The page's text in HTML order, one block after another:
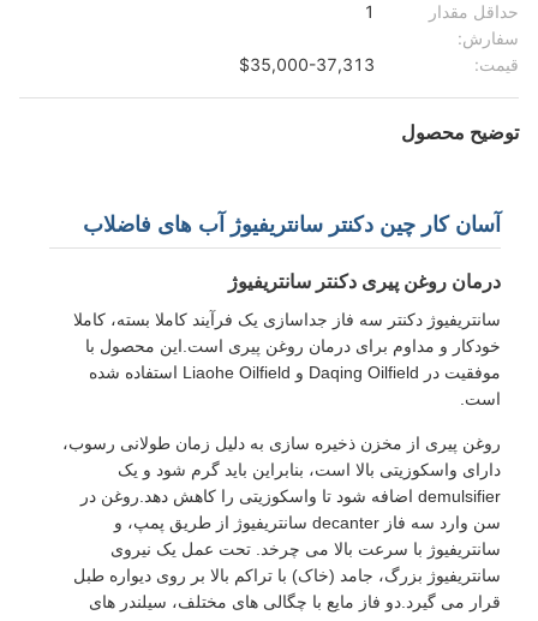
حداقل مقدار
سفارش:
1
قیمت: $35,000-37,313
توضیح محصول
آسان کار چین دکنتر سانتریفیوژ آب های فاضلاب
درمان روغن پیری دکنتر سانتریفیوژ
سانتریفیوژ دکنتر سه فاز جداسازی یک فرآیند کاملا بسته، کاملا
خودکار و مداوم برای درمان روغن پیری است.این محصول با
موفقیت در Daqing Oilfield و Liaohe Oilfield استفاده شده
است.
روغن پیری از مخزن ذخیره سازی به دلیل زمان طولانی رسوب،
دارای واسکوزیتی بالا است، بنابراین باید گرم شود و یک
demulsifier اضافه شود تا واسکوزیتی را کاهش دهد.روغن در
سن وارد سه فاز decanter سانتریفیوژ از طریق پمپ، و
سانتریفیوژ با سرعت بالا می چرخد. تحت عمل یک نیروی
سانتریفیوژ بزرگ، جامد (خاک) با تراکم بالا بر روی دیواره طبل
قرار می گیرد.دو فاز مایع با چگالی های مختلف، سیلندر های